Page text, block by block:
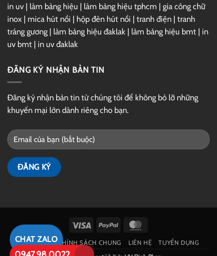
CHAT ZALO
in uv | làm bảng hiệu | làm bảng hiệu tphcm | gia công chữ
inox | mica hút nổi | hộp đèn hút nổi | tranh điện | tranh
tráng gương | làm bảng hiệu đaklak | làm bảng hiệu bmt | in
uv bmt | in uv đaklak
ĐĂNG KÝ NHẬN BẢN TIN
Đăng ký nhận bản tin từ chúng tôi để không bỏ lỡ những
khuyến mại lớn dành riêng cho bạn.
Visa PayPal
GIỚI THIỆU CHÍNH SÁCH CHUNG LIÊN HỆ TUYỂN DỤNG